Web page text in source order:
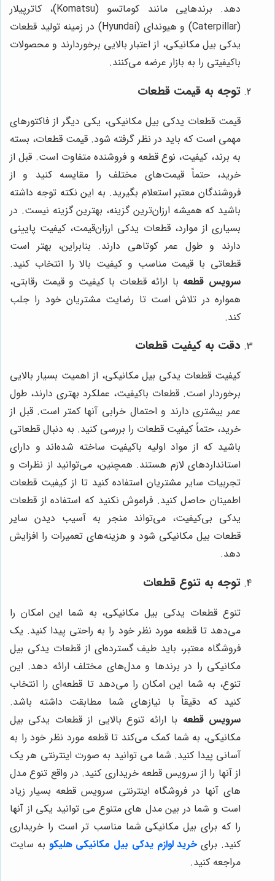
دهد. برندهایی مانند کوماتسو (Komatsu)، کاترپیلار
(Caterpillar) و هیوندای (Hyundai) در زمینه تولید قطعات
یدکی بیل مکانیکی، از اعتبار بالایی برخوردارند و محصولات
باکیفیتی را به بازار عرضه می‌کنند.
توجه به قیمت قطعات
قیمت قطعات یدکی بیل مکانیکی، یکی دیگر از فاکتورهای
مهمی است که باید در نظر گرفته شود. قیمت قطعات، بسته
به برند، کیفیت، نوع قطعه و فروشنده متفاوت است. قبل از
خرید، حتماً قیمت‌های مختلف را مقایسه کنید و از
فروشندگان معتبر استعلام بگیرید. به این نکته توجه داشته
باشید که همیشه ارزان‌ترین گزینه، بهترین گزینه نیست. در
بسیاری از موارد، قطعات یدکی ارزان‌قیمت، کیفیت پایینی
دارند و طول عمر کوتاهی دارند. بنابراین، بهتر است
قطعاتی با قیمت مناسب و کیفیت بالا را انتخاب کنید.
سرویس قطعه با ارائه قطعات با کیفیت و قیمت رقابتی،
همواره در تلاش است تا رضایت مشتریان خود را جلب
کند.
دقت به کیفیت قطعات
کیفیت قطعات یدکی بیل مکانیکی، از اهمیت بسیار بالایی
برخوردار است. قطعات باکیفیت، عملکرد بهتری دارند، طول
عمر بیشتری دارند و احتمال خرابی آنها کمتر است. قبل از
خرید، حتماً کیفیت قطعات را بررسی کنید. به دنبال قطعاتی
باشید که از مواد اولیه باکیفیت ساخته شده‌اند و دارای
استانداردهای لازم هستند. همچنین، می‌توانید از نظرات و
تجربیات سایر مشتریان استفاده کنید تا از کیفیت قطعات
اطمینان حاصل کنید. فراموش نکنید که استفاده از قطعات
یدکی بی‌کیفیت، می‌تواند منجر به آسیب دیدن سایر
قطعات بیل مکانیکی شود و هزینه‌های تعمیرات را افزایش
دهد.
توجه به تنوع قطعات
تنوع قطعات یدکی بیل مکانیکی، به شما این امکان را
می‌دهد تا قطعه مورد نظر خود را به راحتی پیدا کنید. یک
فروشگاه معتبر، باید طیف گسترده‌ای از قطعات یدکی بیل
مکانیکی را در برندها و مدل‌های مختلف ارائه دهد. این
تنوع، به شما این امکان را می‌دهد تا قطعه‌ای را انتخاب
کنید که دقیقاً با نیازهای شما مطابقت داشته باشد.
سرویس قطعه با ارائه تنوع بالایی از قطعات یدکی بیل
مکانیکی، به شما کمک می‌کند تا قطعه مورد نظر خود را به
آسانی پیدا کنید. شما می توانید به صورت اینترنتی هر یک
از آنها را از سرویس قطعه خریداری کنید. در واقع تنوع مدل
های آنها در فروشگاه اینترنتی سرویس قطعه بسیار زیاد
است و شما در بین مدل های متنوع می توانید یکی از آنها
را که برای بیل مکانیکی شما مناسب تر است را خریداری
کنید. برای خرید لوازم یدکی بیل مکانیکی هلیکو به سایت
مراجعه کنید.